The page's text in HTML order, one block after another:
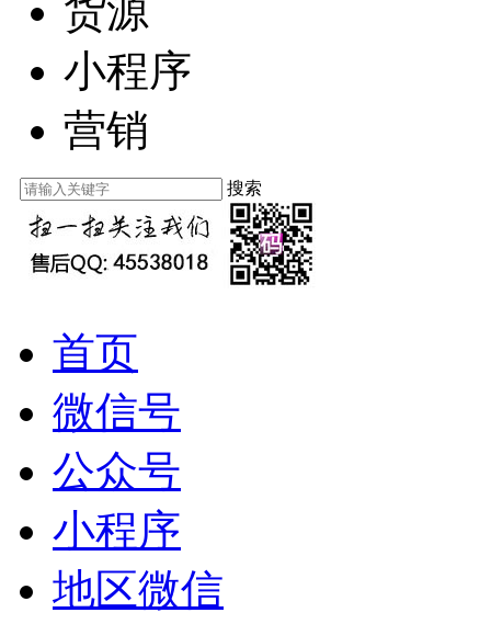
货源
小程序
营销
搜索
首页
微信号
公众号
小程序
地区微信